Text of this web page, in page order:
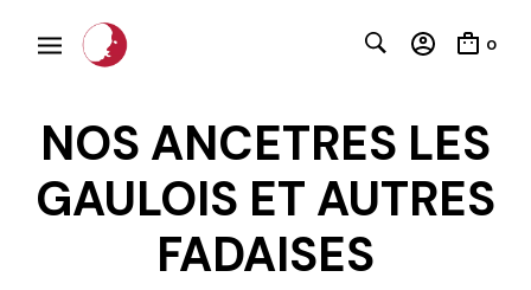
0
NOS ANCETRES LES
GAULOIS ET AUTRES
FADAISES